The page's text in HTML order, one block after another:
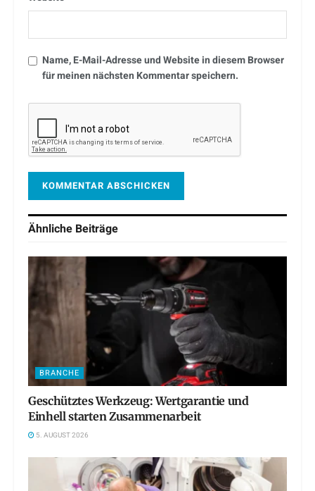
Name, E-Mail-Adresse und Website in diesem Browser
für meinen nächsten Kommentar speichern.
Ähnliche Beiträge
BRANCHE
Geschütztes Werkzeug: Wertgarantie und
Einhell starten Zusammenarbeit
5. AUGUST 2026